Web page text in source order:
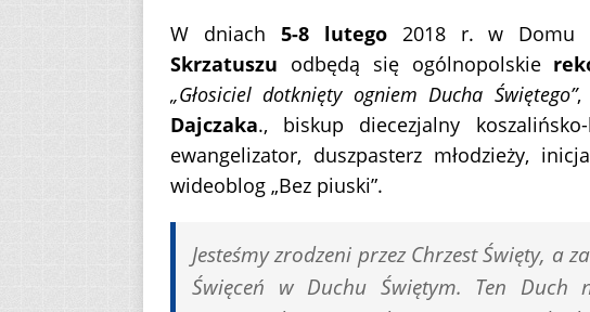
W dniach 5-8 lutego2018 r. w Domu
Skrzatuszu odbędą się ogólnopolskie
„Głosiciel dotknięty ogniem Ducha Świętego”,
Dajczaka., biskup diecezjalny
ewangelizator, duszpasterz młodzieży,
wideoblog „Bez piuski”.
Jesteśmy zrodzeni przez Chrzest Święty, a
Święceń w Duchu Świętym. Ten Duch